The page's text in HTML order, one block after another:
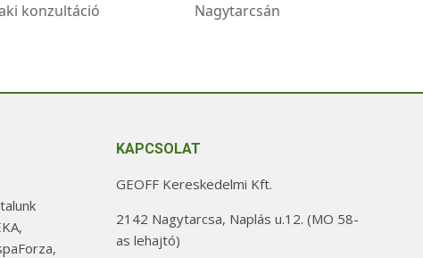
konzultáció Nagytarcsán
KAPCSOLAT
GEOFF Kereskedelmi Kft.
2142 Nagytarcsa, Naplás u.12. (MO 58-
as lehajtó)